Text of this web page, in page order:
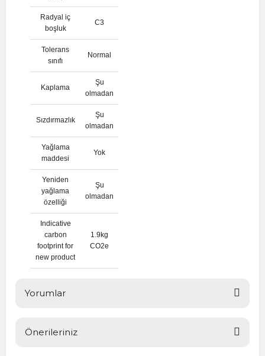
Radyal iç
boşluk
C3
Tolerans
sınıfı
Normal
Kaplama
Şu
olmadan
Sızdırmazlık
Şu
olmadan
Yağlama
maddesi
Yok
Yeniden
yağlama
özelliği
Şu
olmadan
Indicative
carbon
footprint for
new product
1.9kg
CO2e
Yorumlar
Önerileriniz